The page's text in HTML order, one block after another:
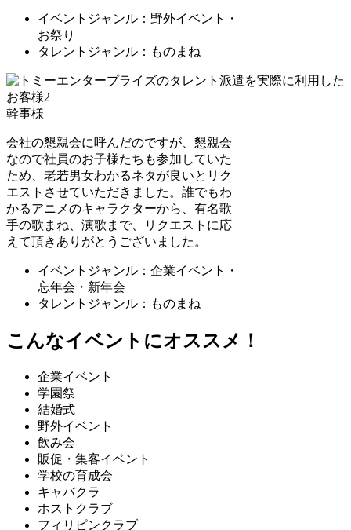
イベントジャンル：野外イベント・
お祭り
タレントジャンル：ものまね
幹事様
会社の懇親会に呼んだのですが、懇親会
なので社員のお子様たちも参加していた
ため、老若男女わかるネタが良いとリク
エストさせていただきました。誰でもわ
かるアニメのキャラクターから、有名歌
手の歌まね、演歌まで、リクエストに応
えて頂きありがとうございました。
イベントジャンル：企業イベント・
忘年会・新年会
タレントジャンル：ものまね
こんなイベントにオススメ！
企業イベント
学園祭
結婚式
野外イベント
飲み会
販促・集客イベント
学校の育成会
キャバクラ
ホストクラブ
フィリピンクラブ